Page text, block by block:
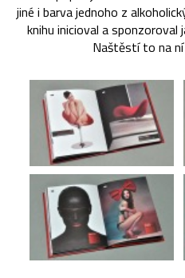
jiné i barva jednoho z
knihu inicioval a
Naštěstí to na